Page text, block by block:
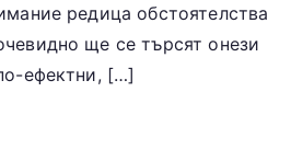
редица обстоятелства
ще се търсят онези
ефектни, […]